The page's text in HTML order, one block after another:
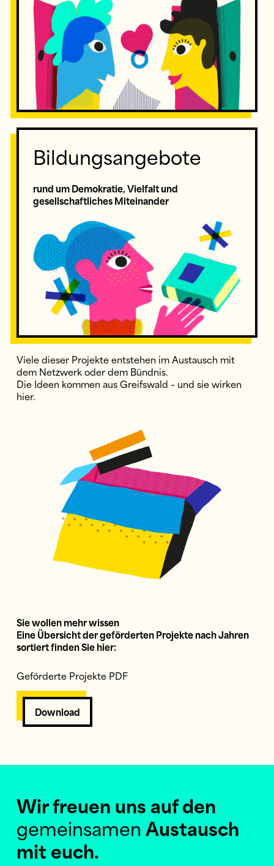
Bildungsangebote
rund um Demokratie, Vielfalt und
gesellschaftliches Miteinander
Viele dieser Projekte entstehen im Austausch mit
dem Netzwerk oder dem Bündnis.
Die Ideen kommen aus Greifswald – und sie wirken
hier.
Sie wollen mehr wissen
Eine Übersicht der geförderten Projekte nach Jahren
sortiert finden Sie hier:
Geförderte Projekte PDF
Download
Wir freuen uns auf den
gemeinsamenAustausch
mit euch.